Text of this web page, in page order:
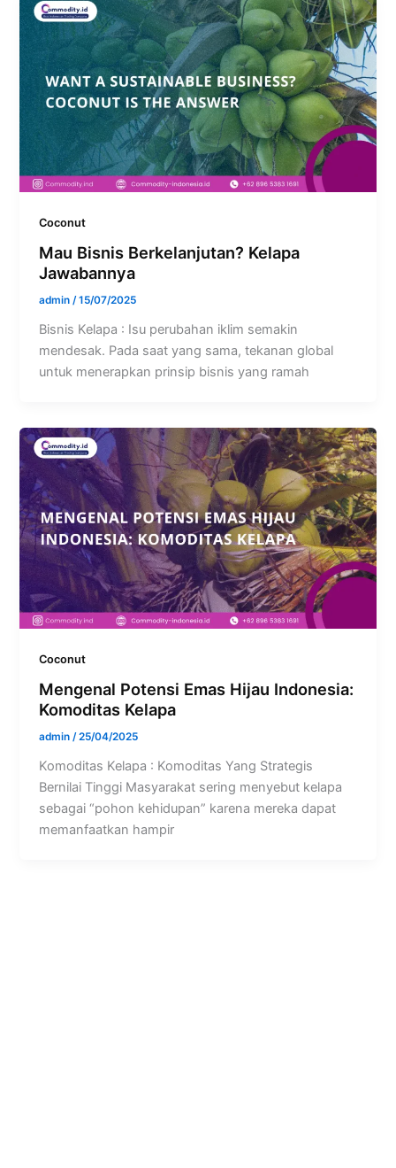
Coconut
Mau Bisnis Berkelanjutan? Kelapa
Jawabannya
admin/15/07/2025
Bisnis Kelapa : Isu perubahan iklim semakin
mendesak. Pada saat yang sama, tekanan global
untuk menerapkan prinsip bisnis yang ramah
Coconut
Mengenal Potensi Emas Hijau Indonesia:
Komoditas Kelapa
admin/25/04/2025
Komoditas Kelapa : Komoditas Yang Strategis
Bernilai Tinggi Masyarakat sering menyebut kelapa
sebagai “pohon kehidupan” karena mereka dapat
memanfaatkan hampir